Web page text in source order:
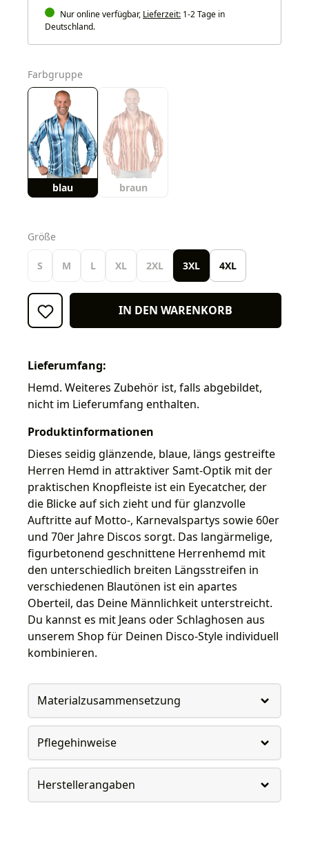
Nur online verfügbar, Lieferzeit: 1-2 Tage in
Deutschland.
Farbgruppe
blau braun
Größe
S M L XL 2XL 3XL 4XL
IN DEN WARENKORB
Lieferumfang:
Hemd. Weiteres Zubehör ist, falls abgebildet,
nicht im Lieferumfang enthalten.
Produktinformationen
Dieses seidig glänzende, blaue, längs gestreifte
Herren Hemd in attraktiver Samt-Optik mit der
praktischen Knopfleiste ist ein Eyecatcher, der
die Blicke auf sich zieht und für glanzvolle
Auftritte auf Motto-, Karnevalspartys sowie 60er
und 70er Jahre Discos sorgt. Das langärmelige,
figurbetonend geschnittene Herrenhemd mit
den unterschiedlich breiten Längsstreifen in
verschiedenen Blautönen ist ein apartes
Oberteil, das Deine Männlichkeit unterstreicht.
Du kannst es mit Jeans oder Schlaghosen aus
unserem Shop für Deinen Disco-Style individuell
kombinieren.
Materialzusammensetzung
Pflegehinweise
Herstellerangaben